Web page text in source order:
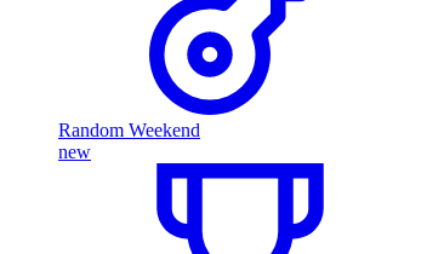
Random Weekend
new